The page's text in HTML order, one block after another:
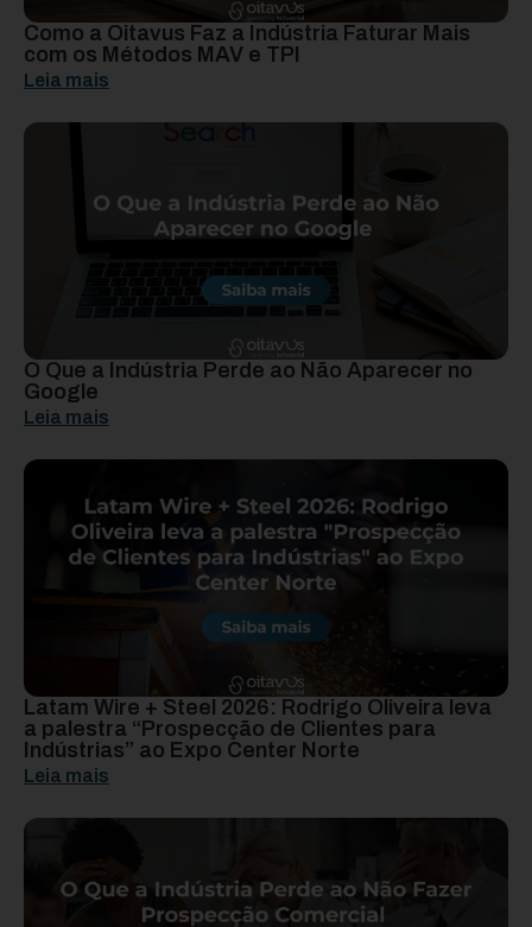
Como a Oitavus Faz a Indústria Faturar Mais
com os Métodos MAV e TPI
Leia mais
O Que a Indústria Perde ao Não Aparecer no
Google
Leia mais
Latam Wire + Steel 2026: Rodrigo Oliveira leva
a palestra “Prospecção de Clientes para
Indústrias” ao Expo Center Norte
Leia mais